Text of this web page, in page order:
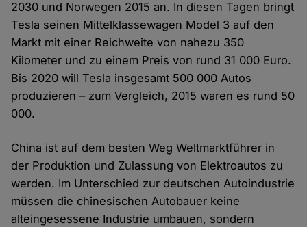
2030 und Norwegen 2015 an. In diesen Tagen bringt
Tesla seinen Mittelklassewagen Model 3 auf den
Markt mit einer Reichweite von nahezu 350
Kilometer und zu einem Preis von rund 31 000 Euro.
Bis 2020 will Tesla insgesamt 500 000 Autos
produzieren – zum Vergleich, 2015 waren es rund 50
000.
China ist auf dem besten Weg Weltmarktführer in
der Produktion und Zulassung von Elektroautos zu
werden. Im Unterschied zur deutschen Autoindustrie
müssen die chinesischen Autobauer keine
alteingesessene Industrie umbauen, sondern